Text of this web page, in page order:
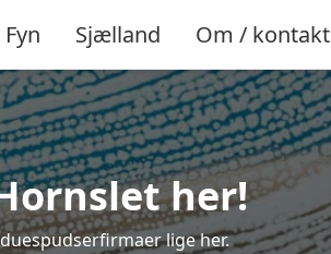
Fyn Sjælland Om / kontakt
her!
lige her.